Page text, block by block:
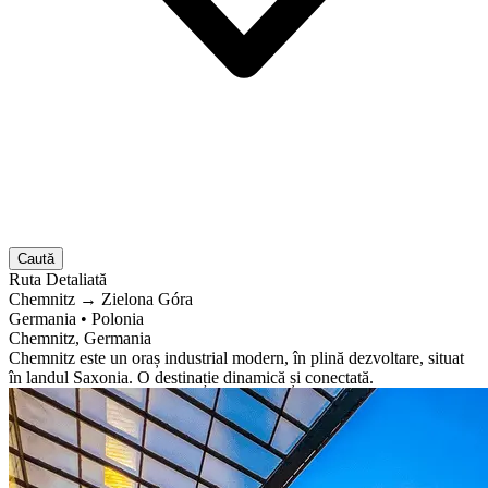
Caută
Ruta Detaliată
Chemnitz → Zielona Góra
Germania • Polonia
Chemnitz, Germania
Chemnitz este un oraș industrial modern, în plină dezvoltare, situat
în landul Saxonia. O destinație dinamică și conectată.